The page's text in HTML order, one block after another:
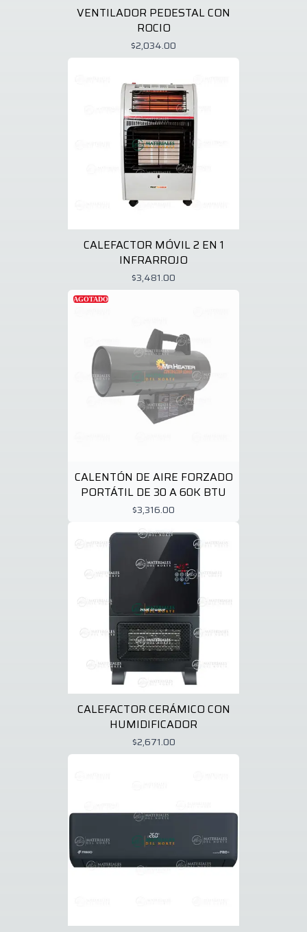
VENTILADOR PEDESTAL CON
ROCIO
$2,034.00
CALEFACTOR MÓVIL 2 EN 1
INFRARROJO
$3,481.00
AGOTADO
CALENTÓN DE AIRE FORZADO
PORTÁTIL DE 30 A 60K BTU
$3,316.00
CALEFACTOR CERÁMICO CON
HUMIDIFICADOR
$2,671.00